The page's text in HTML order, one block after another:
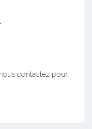
contactez pour